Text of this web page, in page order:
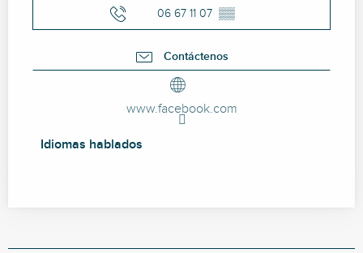
06 67 11 07 ▒▒
Contáctenos
www.facebook.com
Idiomas hablados
Idiomas hablados